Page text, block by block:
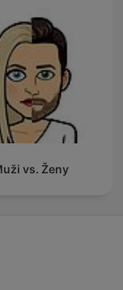
vs. Ženy